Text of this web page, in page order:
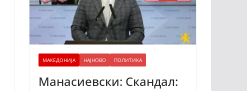
МАКЕДОНИЈА НАЈНОВО ПОЛИТИКА
Манасиевски: Скандал: